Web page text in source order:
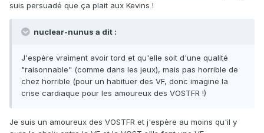
suis persuadé que ça plait aux Kevins !
nuclear-nunus a dit :
J'espère vraiment avoir tord et qu'elle soit d'une qualité
"raisonnable" (comme dans les jeux), mais pas horrible de
chez horrible (pour un habituer des VF, donc imagine la
crise cardiaque pour les amoureux des VOSTFR !)
Je suis un amoureux des VOSTFR et j'espère au moins qu'il y